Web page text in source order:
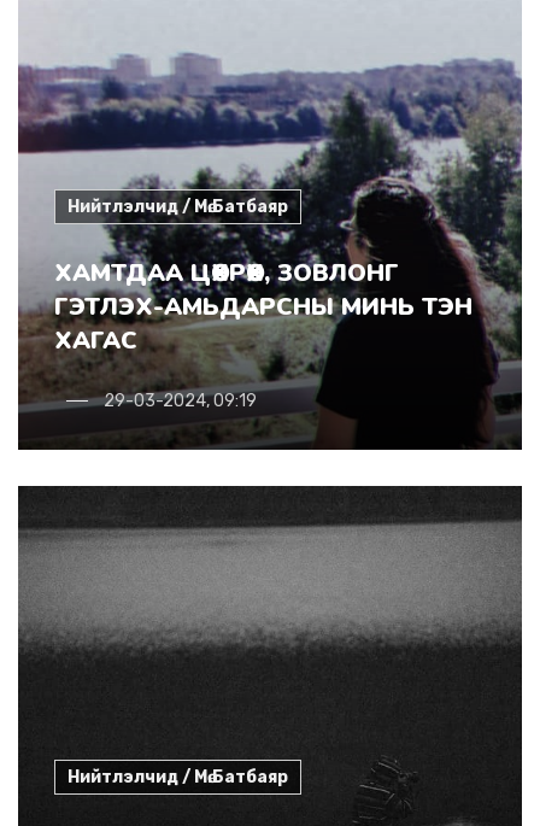
Нийтлэлчид / Мө.Батбаяр
ХАМТДАА ЦӨХРӨХ, ЗОВЛОНГ
ГЭТЛЭХ-АМЬДАРСНЫ МИНЬ ТЭН
ХАГАС
29-03-2024, 09:19
Нийтлэлчид / Мө.Батбаяр